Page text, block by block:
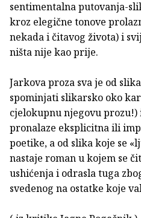
sentimentalna putovanja-
kroz elegične tonove
nekada i čitavog života) i
ništa nije kao prije.
Jarkova proza sva je od
spominjati slikarsko oko
cjelokupnu njegovu prozu!)
pronalaze eksplicitna ili
poetike, a od slika koje se
nastaje roman u kojem se
ushićenja i odrasla tuga
svedenog na ostatke koje